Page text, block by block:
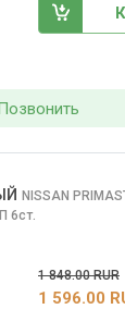
NISSAN
6ст.
1 848.00 RUR
1 596.00